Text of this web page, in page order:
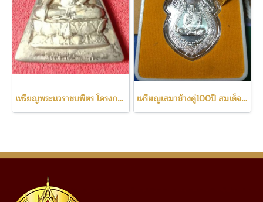
เหรียญพระนวราชบพิตร โครงการหลวง พิมพ์จิตลดา เนื้อเงิน พิมพ์เล็ก เหรียญเสมาช้างคู่100ปี สมเด็จพระสังฆราช เนื้อเงิน สร้างน้อย